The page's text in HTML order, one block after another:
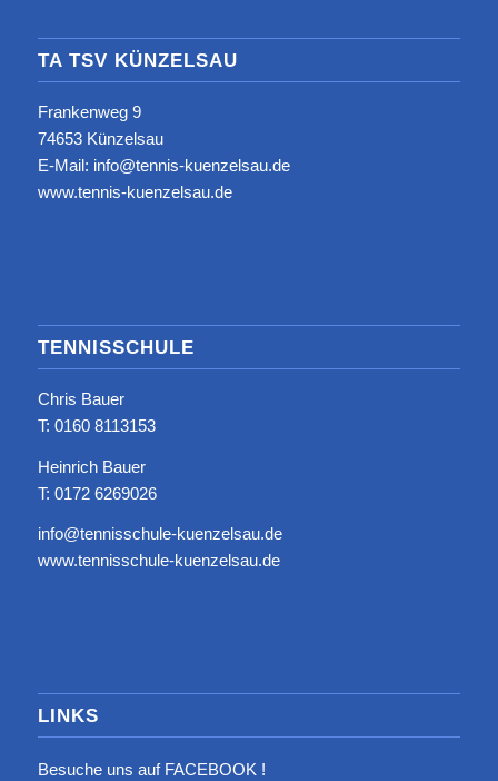
TA TSV KÜNZELSAU
Frankenweg 9
74653 Künzelsau
E-Mail: info@tennis-kuenzelsau.de
www.tennis-kuenzelsau.de
TENNISSCHULE
Chris Bauer
T: ‭0160 8113153‬
Heinrich Bauer
T: 0172 6269026
info@tennisschule-kuenzelsau.de
www.tennisschule-kuenzelsau.de
LINKS
Besuche uns auf FACEBOOK !